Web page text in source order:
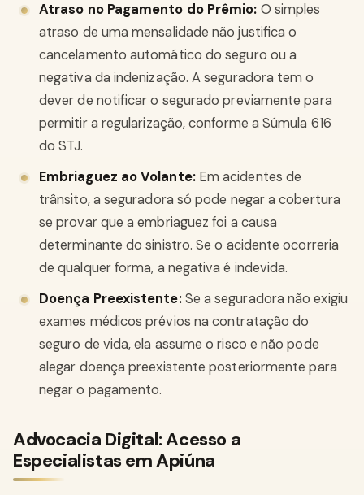
Atraso no Pagamento do Prêmio: O simples
atraso de uma mensalidade não justifica o
cancelamento automático do seguro ou a
negativa da indenização. A seguradora tem o
dever de notificar o segurado previamente para
permitir a regularização, conforme a Súmula 616
do STJ.
Embriaguez ao Volante:Em acidentes de
trânsito, a seguradora só pode negar a cobertura
se provar que a embriaguez foi a causa
determinante do sinistro. Se o acidente ocorreria
de qualquer forma, a negativa é indevida.
Doença Preexistente:Se a seguradora não exigiu
exames médicos prévios na contratação do
seguro de vida, ela assume o risco e não pode
alegar doença preexistente posteriormente para
negar o pagamento.
Advocacia Digital: Acesso a
Especialistas em Apiúna